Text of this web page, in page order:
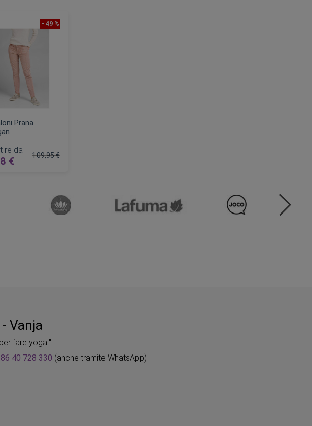
- 49 %
Prana
da
€
109,95 €
Vanja
fare yoga!"
40 728 330 (anche tramite WhatsApp)